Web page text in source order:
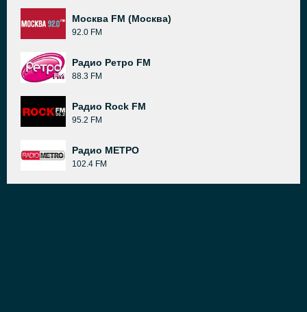
Москва FM (Москва)
92.0 FM
Радио Ретро FM
88.3 FM
Радио Rock FM
95.2 FM
Радио МЕТРО
102.4 FM